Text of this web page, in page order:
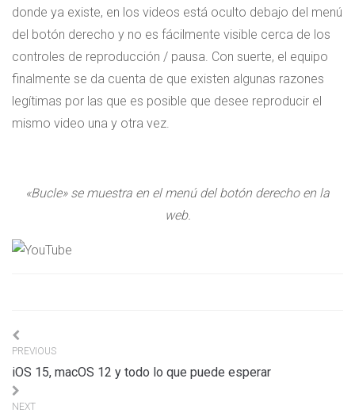
donde ya existe, en los videos está oculto debajo del menú
del botón derecho y no es fácilmente visible cerca de los
controles de reproducción / pausa. Con suerte, el equipo
finalmente se da cuenta de que existen algunas razones
legítimas por las que es posible que desee reproducir el
mismo video una y otra vez.
«Bucle» se muestra en el menú del botón derecho en la
web.
Navigation
de
l’article
PREVIOUS
iOS 15, macOS 12 y todo lo que puede esperar
NEXT